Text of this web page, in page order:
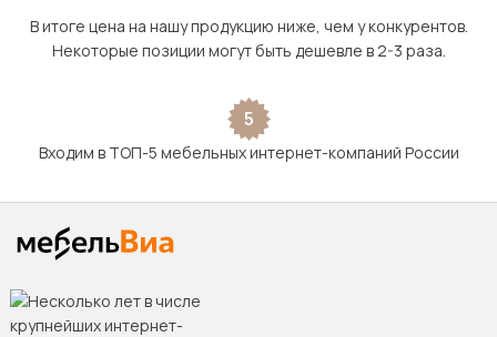
В итоге цена на нашу продукцию ниже, чем у конкурентов.
Некоторые позиции могут быть дешевле в 2-3 раза.
5
Входим в ТОП-5 мебельных интернет-компаний России